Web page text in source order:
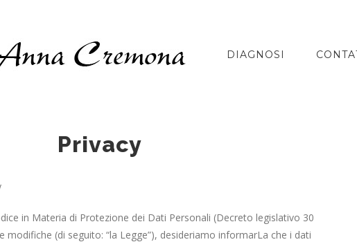
DIAGNOSI
Privacy
in Materia di Protezione dei Dati Personali (Decreto legislativo 30
modifiche (di seguito: “la Legge”), desideriamo informarLa che i dati